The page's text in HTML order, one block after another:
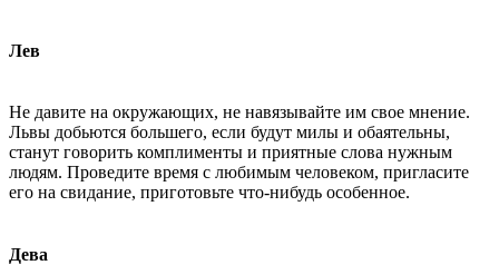
Лев
Не давите на окружающих, не навязывайте им свое мнение.
Львы добьются большего, если будут милы и обаятельны,
станут говорить комплименты и приятные слова нужным
людям. Проведите время с любимым человеком, пригласите
его на свидание, приготовьте что-нибудь особенное.
Дева